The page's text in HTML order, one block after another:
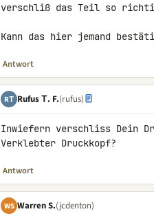
verschliß das Teil so
Kann das hier jemand
Antwort
RΤ Rufus Τ. F.(rufus)
Inwiefern verschliss Dein
Verklebter Druckkopf?
Antwort
WS Warren S.(jcdenton)